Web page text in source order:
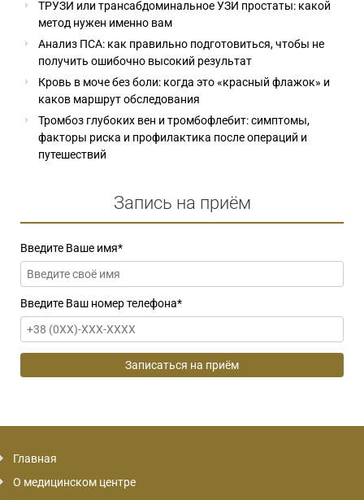
ТРУЗИ или трансабдоминальное УЗИ простаты: какой
метод нужен именно вам
Анализ ПСА: как правильно подготовиться, чтобы не
получить ошибочно высокий результат
Кровь в моче без боли: когда это «красный флажок» и
каков маршрут обследования
Тромбоз глубоких вен и тромбофлебит: симптомы,
факторы риска и профилактика после операций и
путешествий
Запись на приём
Введите Ваше имя*
Введите Ваш номер телефона*
Главная
О медицинском центре